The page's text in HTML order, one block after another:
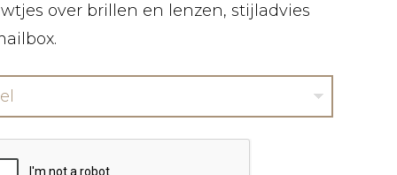
over brillen en lenzen, stijladvies